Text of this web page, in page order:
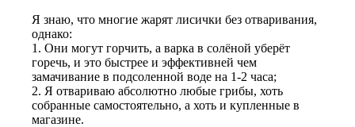
Я знаю, что многие жарят лисички без отваривания,
однако:
1. Они могут горчить, а варка в солёной уберёт
горечь, и это быстрее и эффективней чем
замачивание в подсоленной воде на 1-2 часа;
2. Я отвариваю абсолютно любые грибы, хоть
собранные самостоятельно, а хоть и купленные в
магазине.